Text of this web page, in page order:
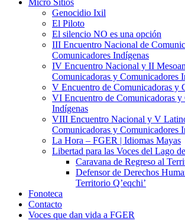
Micro Sitios
Genocidio Ixil
El Piloto
El silencio NO es una opción
III Encuentro Nacional de
Comunicadores Indígenas
IV Encuentro Nacional y II
Comunicadoras y Comunicadores
V Encuentro de Comunicadoras y
VI Encuentro de Comunicadoras y
Indígenas
VIII Encuentro Nacional y V
Comunicadoras y Comunicadores
La Hora – FGER | Idiomas Mayas
Libertad para las Voces del Lago
Caravana de Regreso al
Defensor de Derechos
Territorio Q’eqchi’
Fonoteca
Contacto
Voces que dan vida a FGER